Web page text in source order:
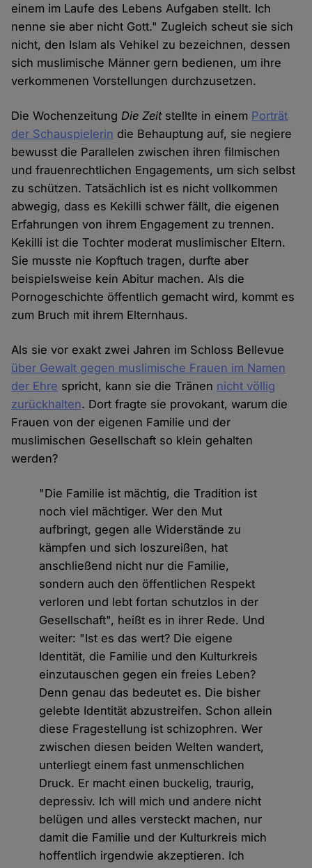
einem im Laufe des Lebens Aufgaben stellt. Ich
nenne sie aber nicht Gott." Zugleich scheut sie sich
nicht, den Islam als Vehikel zu bezeichnen, dessen
sich muslimische Männer gern bedienen, um ihre
verkommenen Vorstellungen durchzusetzen.
Die Wochenzeitung Die Zeitstellte in einem Porträt
der Schauspielerin die Behauptung auf, sie negiere
bewusst die Parallelen zwischen ihren filmischen
und frauenrechtlichen Engagements, um sich selbst
zu schützen. Tatsächlich ist es nicht vollkommen
abwegig, dass es Kekilli schwer fällt, die eigenen
Erfahrungen von ihrem Engagement zu trennen.
Kekilli ist die Tochter moderat muslimischer Eltern.
Sie musste nie Kopftuch tragen, durfte aber
beispielsweise kein Abitur machen. Als die
Pornogeschichte öffentlich gemacht wird, kommt es
zum Bruch mit ihrem Elternhaus.
Als sie vor exakt zwei Jahren im Schloss Bellevue
über Gewalt gegen muslimische Frauen im Namen
der Ehre spricht, kann sie die Tränen nicht völlig
zurückhalten. Dort fragte sie provokant, warum die
Frauen von der eigenen Familie und der
muslimischen Gesellschaft so klein gehalten
werden?
"Die Familie ist mächtig, die Tradition ist
noch viel mächtiger. Wer den Mut
aufbringt, gegen alle Widerstände zu
kämpfen und sich loszureißen, hat
anschließend nicht nur die Familie,
sondern auch den öffentlichen Respekt
verloren und lebt fortan schutzlos in der
Gesellschaft", heißt es in ihrer Rede. Und
weiter: "Ist es das wert? Die eigene
Identität, die Familie und den Kulturkreis
einzutauschen gegen ein freies Leben?
Denn genau das bedeutet es. Die bisher
gelebte Identität abzustreifen. Schon allein
diese Fragestellung ist schizophren. Wer
zwischen diesen beiden Welten wandert,
unterliegt einem fast unmenschlichen
Druck. Er macht einen buckelig, traurig,
depressiv. Ich will mich und andere nicht
belügen und alles versteckt machen, nur
damit die Familie und der Kulturkreis mich
hoffentlich irgendwie akzeptieren. Ich